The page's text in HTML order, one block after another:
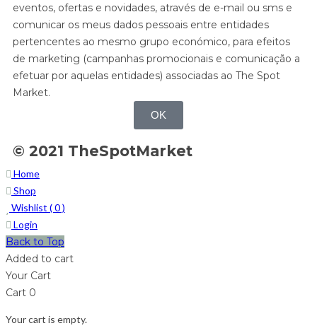
eventos, ofertas e novidades, através de e-mail ou sms e
comunicar os meus dados pessoais entre entidades
pertencentes ao mesmo grupo económico, para efeitos
de marketing (campanhas promocionais e comunicação a
efetuar por aquelas entidades) associadas ao The Spot
Market.
OK
© 2021 TheSpotMarket
Home
Shop
Wishlist (0)
Login
Back to Top
Added to cart
Your Cart
Cart 0
Your cart is empty.